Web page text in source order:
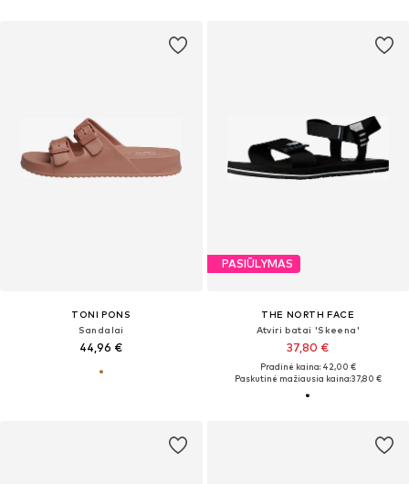
TONI PONS
Sandalai
44,96 €
PASIŪLYMAS
THE NORTH FACE
Atviri batai 'Skeena'
37,80 €
Pradinė kaina: 42,00 €
Paskutinė mažiausia kaina:37,80 €